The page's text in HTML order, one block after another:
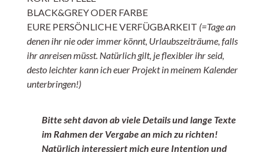
BLACK&GREY ODER FARBE
EURE PERSÖNLICHE VERFÜGBARKEIT (=Tage an
denen ihr nie oder immer könnt, Urlaubszeiträume, falls
ihr anreisen müsst. Natürlich gilt, je flexibler ihr seid,
desto leichter kann ich euer Projekt in meinem Kalender
unterbringen!)
Bitte seht davon ab viele Details und lange Texte
im Rahmen der Vergabe an mich zu richten!
Natürlich interessiert mich eure Intention und